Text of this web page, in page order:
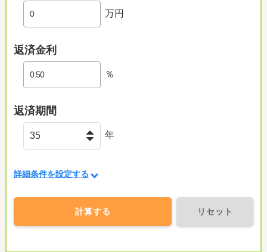
万円
返済金利
％
返済期間
年
詳細条件を設定する
計算する リセット